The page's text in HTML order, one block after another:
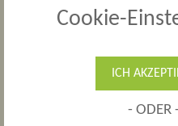
Zyklusstörungen
spezifische Probleme der
Kinderwunsch
Therapiemöglichkeiten in
Cookie-
ICH
- ODER -